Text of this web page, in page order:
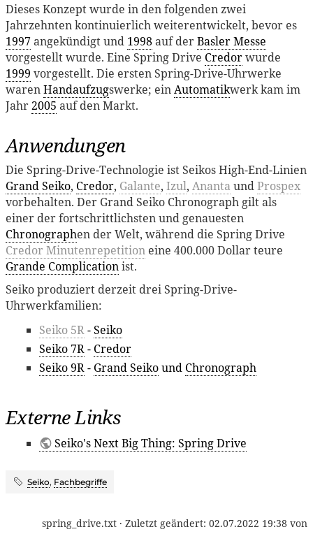
Dieses Konzept wurde in den folgenden zwei
Jahrzehnten kontinuierlich weiterentwickelt, bevor es
1997angekündigt und 1998auf derBasler Messe
vorgestellt wurde. Eine Spring Drive Credorwurde
1999 vorgestellt. Die ersten Spring-Drive-Uhrwerke
warenHandaufzugswerke; einAutomatikwerk kam im
Jahr2005 auf den Markt.
Anwendungen
Die Spring-Drive-Technologie ist Seikos High-End-Linien
Grand Seiko, Credor, Galante, Izul, AnantaundProspex
vorbehalten. Der Grand Seiko Chronograph gilt als
einer der fortschrittlichsten und genauesten
Chronographen der Welt, während die Spring Drive
Credor Minutenrepetition eine 400.000 Dollar teure
Grande Complicationist.
Seiko produziert derzeit drei Spring-Drive-
Uhrwerkfamilien:
Seiko 5R-Seiko
Seiko 7R- Credor
Seiko 9R- Grand Seikound Chronograph
Externe Links
Seiko's Next Big Thing: Spring Drive
Seiko, Fachbegriffe
spring_drive.txt · Zuletzt geändert: 02.07.2022 19:38 von